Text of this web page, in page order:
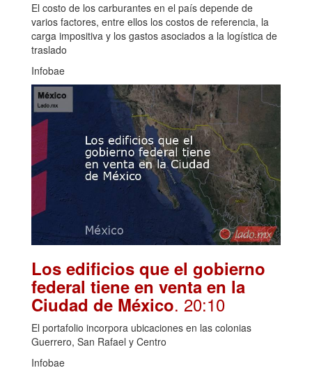
El costo de los carburantes en el país depende de
varios factores, entre ellos los costos de referencia, la
carga impositiva y los gastos asociados a la logística de
traslado
Infobae
Los edificios que el gobierno
federal tiene en venta en la
Ciudad de México. 20:10
El portafolio incorpora ubicaciones en las colonias
Guerrero, San Rafael y Centro
Infobae